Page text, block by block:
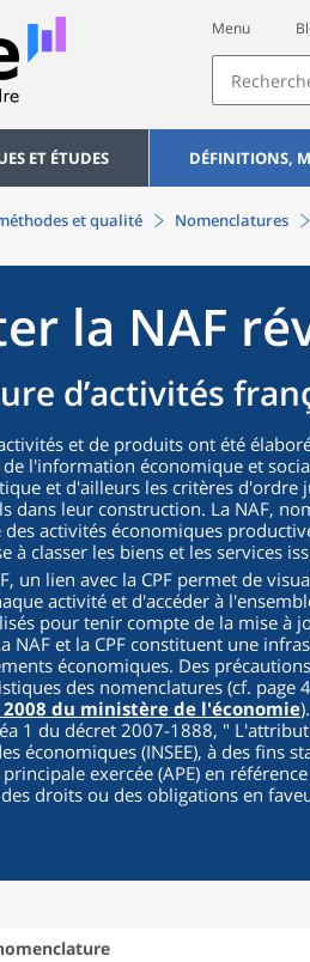
Menu
ET ÉTUDES DÉFINITIONS,
et qualité Nomenclatures
la NAF
d’activités
et de produits ont été
l'information économique et
et d'ailleurs les critères
dans leur construction. La NAF,
activités économiques
à classer les biens et les services
un lien avec la CPF permet de
activité et d'accéder à
pour tenir compte de la mise à
NAF et la CPF constituent une
économiques. Des
des nomenclatures (cf. page
du ministère de l'économie
1 du décret 2007-1888, "
économiques (INSEE), à des fins
exercée (APE) en
droits ou des obligations en